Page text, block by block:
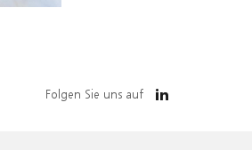
Folgen Sie uns auf